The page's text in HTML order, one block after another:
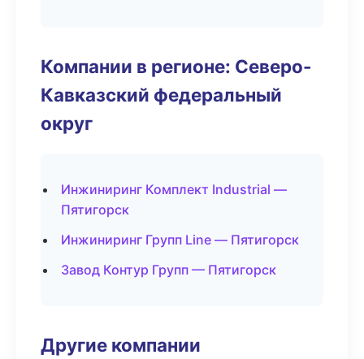
Компании в регионе: Северо-
Кавказский федеральный
округ
Инжиниринг Комплект Industrial —
Пятигорск
Инжиниринг Групп Line — Пятигорск
Завод Контур Групп — Пятигорск
Другие компании